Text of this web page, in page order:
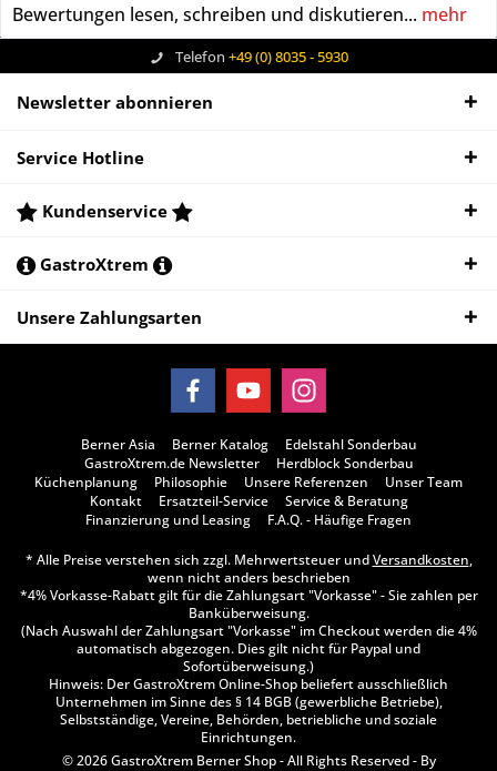
Bewertungen lesen, schreiben und diskutieren... mehr
Telefon +49 (0) 8035 - 5930
Newsletter abonnieren
Service Hotline
Kundenservice
GastroXtrem
Unsere Zahlungsarten
Berner Asia Berner Katalog
Edelstahl Sonderbau
GastroXtrem.de Newsletter
Herdblock Sonderbau
Küchenplanung
Philosophie Unsere Referenzen
Unser Team
Kontakt
Ersatzteil-Service
Service & Beratung
Finanzierung und Leasing
F.A.Q. - Häufige Fragen
* Alle Preise verstehen sich zzgl. Mehrwertsteuer undVersandkosten,
wenn nicht anders beschrieben
*4% Vorkasse-Rabatt gilt für die Zahlungsart "Vorkasse" - Sie zahlen per
Banküberweisung.
(Nach Auswahl der Zahlungsart "Vorkasse" im Checkout werden die 4%
automatisch abgezogen. Dies gilt nicht für Paypal und
Sofortüberweisung.)
Hinweis: Der GastroXtrem Online-Shop beliefert ausschließlich
Unternehmen im Sinne des § 14 BGB (gewerbliche Betriebe),
Selbstständige, Vereine, Behörden, betriebliche und soziale
Einrichtungen.
© 2026 GastroXtrem Berner Shop - All Rights Reserved - By